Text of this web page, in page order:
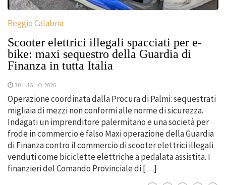
Reggio Calabria
Scooter elettrici illegali spacciati per e-
bike: maxi sequestro della Guardia di
Finanza in tutta Italia
30 LUGLIO 2026
Operazione coordinata dalla Procura di Palmi: sequestrati
migliaia di mezzi non conformi alle norme di sicurezza.
Indagati un imprenditore palermitano e una società per
frode in commercio e falso Maxi operazione della Guardia
di Finanza contro il commercio di scooter elettrici illegali
venduti come biciclette elettriche a pedalata assistita. I
finanzieri del Comando Provinciale di […]